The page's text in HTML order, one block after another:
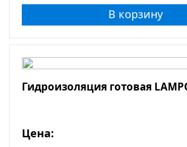
В корзину
Гидроизоляция готовая
Цена: